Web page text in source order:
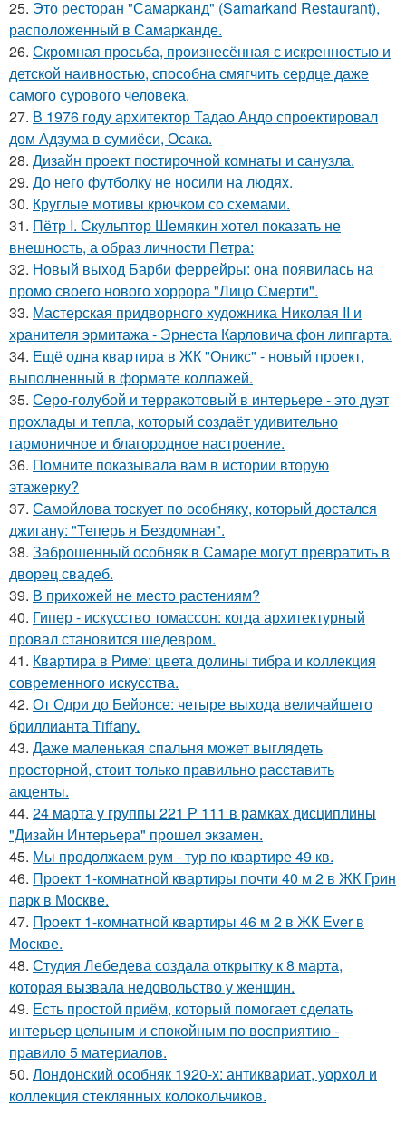
25. Это ресторан "Самарканд" (Samarkand Restaurant),
расположенный в Самарканде.
26. Скромная просьба, произнесённая с искренностью и
детской наивностью, способна смягчить сердце даже
самого сурового человека.
27. В 1976 году архитектор Тадао Андо спроектировал
дом Адзума в сумиёси, Осака.
28. Дизайн проект постирочной комнаты и санузла.
29. До него футболку не носили на людях.
30. Круглые мотивы крючком со схемами.
31. Пётр I. Скульптор Шемякин хотел показать не
внешность, а образ личности Петра:
32. Новый выход Барби феррейры: она появилась на
промо своего нового хоррора "Лицо Смерти".
33. Мастерская придворного художника Николая II и
хранителя эрмитажа - Эрнеста Карловича фон липгарта.
34. Ещё одна квартира в ЖК "Оникс" - новый проект,
выполненный в формате коллажей.
35. Серо-голубой и терракотовый в интерьере - это дуэт
прохлады и тепла, который создаёт удивительно
гармоничное и благородное настроение.
36. Помните показывала вам в истории вторую
этажерку?
37. Самойлова тоскует по особняку, который достался
джигану: "Теперь я Бездомная".
38. Заброшенный особняк в Самаре могут превратить в
дворец свадеб.
39. В прихожей не место растениям?
40. Гипер - искусство томассон: когда архитектурный
провал становится шедевром.
41. Квартира в Риме: цвета долины тибра и коллекция
современного искусства.
42. От Одри до Бейонсе: четыре выхода величайшего
бриллианта Tiffany.
43. Даже маленькая спальня может выглядеть
просторной, стоит только правильно расставить
акценты.
44. 24 марта у группы 221 Р 111 в рамках дисциплины
"Дизайн Интерьера" прошел экзамен.
45. Мы продолжаем рум - тур по квартире 49 кв.
46. Проект 1-комнатной квартиры почти 40 м 2 в ЖК Грин
парк в Москве.
47. Проект 1-комнатной квартиры 46 м 2 в ЖК Ever в
Москве.
48. Студия Лебедева создала открытку к 8 марта,
которая вызвала недовольство у женщин.
49. Есть простой приём, который помогает сделать
интерьер цельным и спокойным по восприятию -
правило 5 материалов.
50. Лондонский особняк 1920-х: антиквариат, уорхол и
коллекция стеклянных колокольчиков.